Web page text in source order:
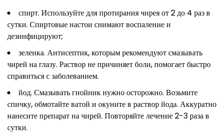
спирт. Используйте для протирания чирея от 2 до 4 раз в
сутки. Спиртовые настои снимают воспаление и
дезинфицируют;
зеленка. Антисептик, которым рекомендуют смазывать
чирей на глазу. Раствор не причиняет боли, помогает быстро
справиться с заболеванием.
йод. Смазывать гнойник нужно осторожно. Возьмите
спичку, обмотайте ватой и окуните в раствор йода. Аккуратно
нанесите препарат на чирей. Повторяйте лечение 2-3 раза в
сутки.